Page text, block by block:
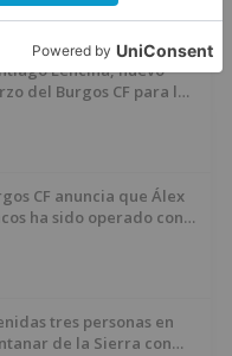
Lencina, nuevo
del Burgos CF para la
CF anuncia que Álex
ha sido operado con
tres personas en
de la Sierra con